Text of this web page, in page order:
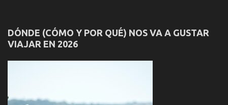
DÓNDE (CÓMO Y POR QUÉ) NOS VA A GUSTAR
VIAJAR EN 2026